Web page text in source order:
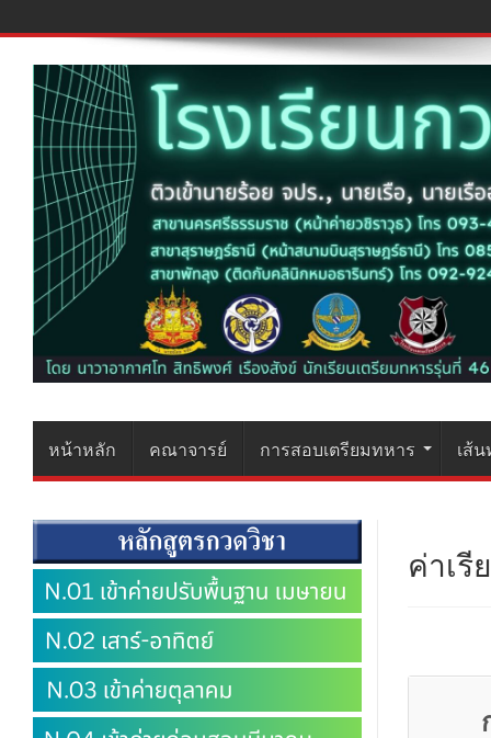
หน้าหลัก คณาจารย์ การสอบเตรียมทหาร เส้
ค่าเรี